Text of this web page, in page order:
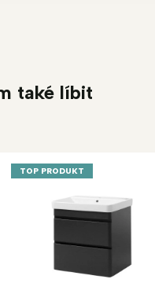
také líbit
TOP PRODUKT